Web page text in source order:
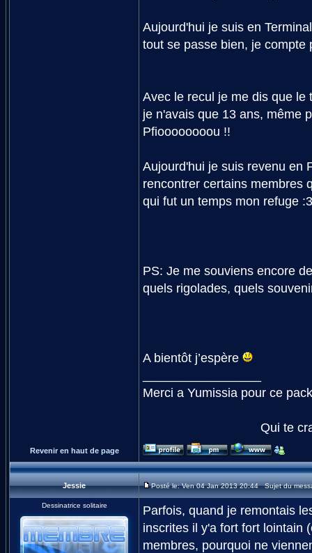
Aujourd'hui je suis en
tout se passe bien, je
Avec le recul je me dis que le
je n'avais que 13 ans, même
Pfioooooooou !!
Aujourd'hui je suis revenu en
rencontrer certains membres
qui fut un temps mon refuge :3
PS: Je me souviens encore
quels rigolades, quels
A bientôt j’espère
Merci a Yumissia pour ce
Qui te
Revenir en haut de page
Jessie Posté le: Ven 04 Jan 2013 20:44 Sujet du
Dessinatrice solitaire
Parfois, quand je remontais
inscrites il y'a fort fort lointain
membres, pourquoi ne